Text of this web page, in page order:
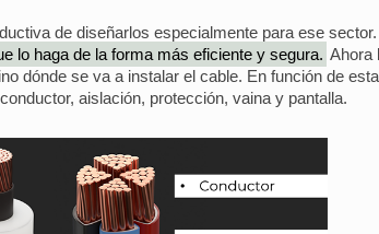
de diseñarlos especialmente para ese sector.
lo haga de la forma más eficiente y segura. Ahora
dónde se va a instalar el cable. En función de
aislación, protección, vaina y pantalla.